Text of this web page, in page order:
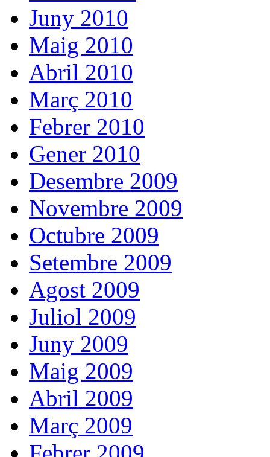
Juny 2010
Maig 2010
Abril 2010
Març 2010
Febrer 2010
Gener 2010
Desembre 2009
Novembre 2009
Octubre 2009
Setembre 2009
Agost 2009
Juliol 2009
Juny 2009
Maig 2009
Abril 2009
Març 2009